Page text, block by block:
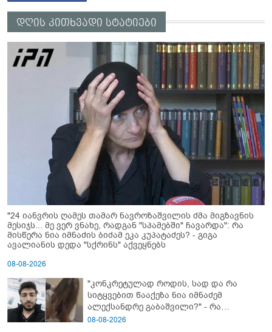
დღის კითხვადი სტატიები
"24 იანვრის ღამეს თამარ ნავროზაშვილის ძმა მიგზავნის
მესიჯს... მე ვერ ვნახე, რადგან "სპამებში" ჩავარდა": რა
მისწერა ნია იმნაძის ბიძამ ეკა კუპატაძეს? - გიგა
ავალიანის დედა "სქრინს" აქვეყნებს
08-08-2026
"კონკრეტულად როდის, სად და რა
სიტყვებით წააქეზა ნია იმნაძემ
ალექსანდრე გაბაშვილი?" - რა
მიმართვას ავრცელებს ნია იმნაძის
08-08-2026